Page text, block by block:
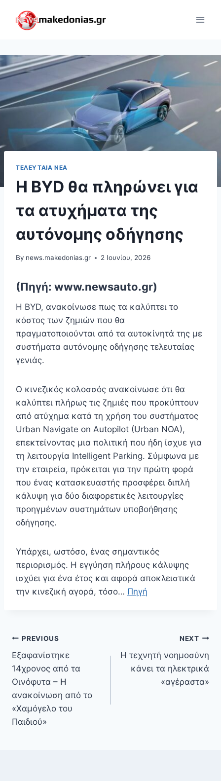
content
ΤΕΛΕΥΤΑΊΑ ΝΈΑ
Η BYD θα πληρώνει για
τα ατυχήματα της
αυτόνομης οδήγησης
By news.makedonias.gr 2 Ιουνίου, 2026
(Πηγή: www.newsauto.gr)
Η BYD, ανακοίνωσε πως τα καλύπτει το
κόστος των ζημιών που θα
πραγματοποιούνται από τα αυτοκίνητά της με
συστήματα αυτόνομης οδήγησης τελευταίας
γενιάς.
Ο κινεζικός κολοσσός ανακοίνωσε ότι θα
καλύπτει πλήρως τις ζημιές που προκύπτουν
από ατύχημα κατά τη χρήση του συστήματος
Urban Navigate on Autopilot (Urban NOA),
επεκτείνοντας μια πολιτική που ήδη ίσχυε για
τη λειτουργία Intelligent Parking. Σύμφωνα με
την εταιρεία, πρόκειται για την πρώτη φορά
που ένας κατασκευαστής προσφέρει διπλή
κάλυψη για δύο διαφορετικές λειτουργίες
προηγμένων συστημάτων υποβοήθησης
οδήγησης.
Υπάρχει, ωστόσο, ένας σημαντικός
περιορισμός. Η εγγύηση πλήρους κάλυψης
ισχύει για ένα έτος και αφορά αποκλειστικά
την κινεζική αγορά, τόσο… Πηγή
Πλοήγηση
άρθρων
PREVIOUS
Εξαφανίστηκε
14χρονος από τα
Οινόφυτα – Η
ανακοίνωση από το
«Χαμόγελο του
Παιδιού»
NEXT
Η τεχνητή νοημοσύνη
κάνει τα ηλεκτρικά
«αγέραστα»